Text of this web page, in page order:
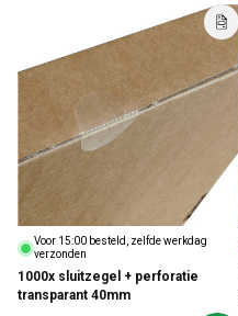
Voor 15:00 besteld, zelfde werkdag
verzonden
1000x sluitzegel + perforatie
transparant 40mm